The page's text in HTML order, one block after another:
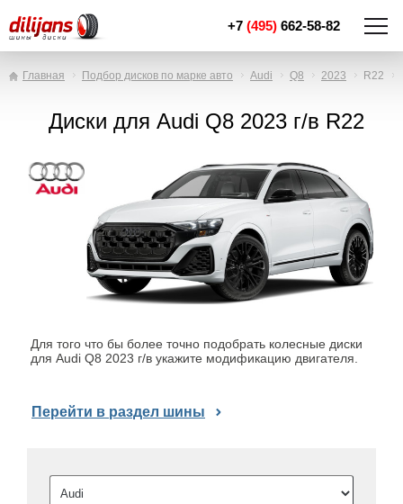
+7 (495) 662-58-82
Главная Подбор дисков по марке авто Audi Q8 2023 R22
Диски для Audi Q8 2023 г/в R22
Для того что бы более точно подобрать колесные диски
для Audi Q8 2023 г/в укажите модификацию двигателя.
Перейти в раздел шины